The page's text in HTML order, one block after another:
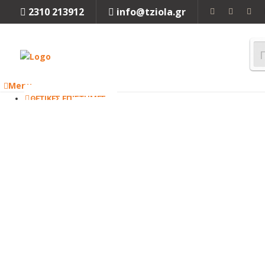
info@tziola.gr
2310 213912
Menu
ΘΕΤΙΚΕΣ ΕΠΙΣΤΗΜΕΣ